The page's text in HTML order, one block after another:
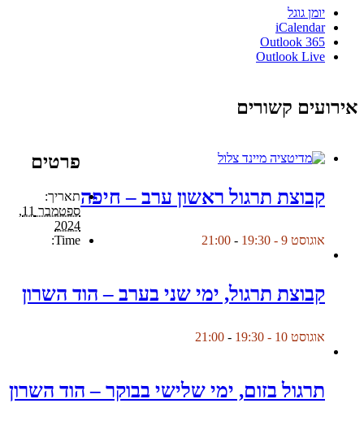
יומן גוגל
iCalendar
Outlook 365
Outlook Live
אירועים קשורים
קבוצת תרגול ראשון ערב – חיפה
אוגוסט 9 - 19:30 -
21:00
קבוצת תרגול, ימי שני בערב – הוד השרון
אוגוסט 10 - 19:30 -
21:00
תרגול בזום, ימי שלישי בבוקר – הוד השרון
פרטים
תאריך:
ספטמבר 11,
2024
Time: